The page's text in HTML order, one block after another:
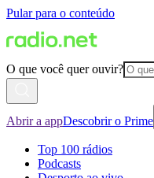
Pular para o conteúdo
O que você quer ouvir?
Abrir a appDescobrir o Prime
Top 100 rádios
Podcasts